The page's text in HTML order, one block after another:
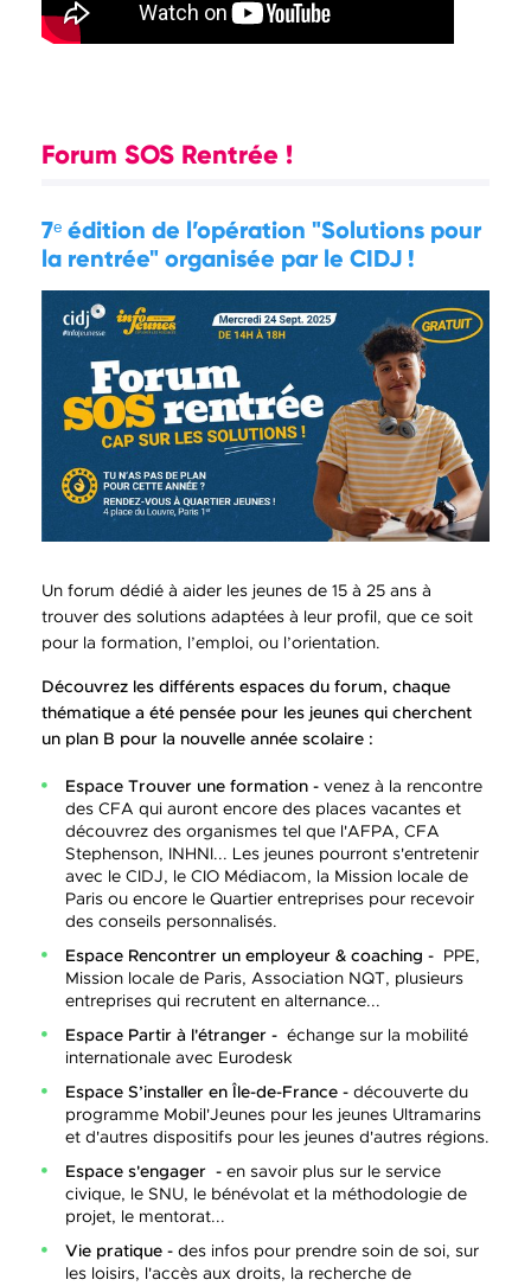
Forum SOS Rentrée !
7ᵉ édition de l’opération "Solutions pour
la rentrée" organisée par le CIDJ !
Un forum dédié à aider les jeunes de 15 à 25 ans à
trouver des solutions adaptées à leur profil, que ce soit
pour la formation, l’emploi, ou l’orientation.
Découvrez les différents espaces du forum, chaque
thématique a été pensée pour les jeunes qui cherchent
un plan B pour la nouvelle année scolaire :
Espace Trouver une formation - venez à la rencontre
des CFA qui auront encore des places vacantes et
découvrez des organismes tel que l'AFPA, CFA
Stephenson, INHNI... Les jeunes pourront s'entretenir
avec le CIDJ, le CIO Médiacom, la Mission locale de
Paris ou encore le Quartier entreprises pour recevoir
des conseils personnalisés.
Espace Rencontrer un employeur & coaching - PPE,
Mission locale de Paris, Association NQT, plusieurs
entreprises qui recrutent en alternance...
Espace Partir à l'étranger - échange sur la mobilité
internationale avec Eurodesk
Espace S’installer en Île-de-France - découverte du
programme Mobil'Jeunes pour les jeunes Ultramarins
et d'autres dispositifs pour les jeunes d'autres régions.
Espace s'engager - en savoir plus sur le service
civique, le SNU, le bénévolat et la méthodologie de
projet, le mentorat...
Vie pratique - des infos pour prendre soin de soi, sur
les loisirs, l'accès aux droits, la recherche de